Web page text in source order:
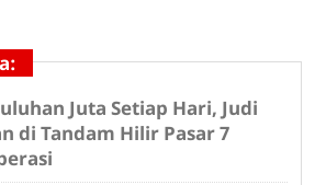
Juta Setiap Hari, Judi
di Tandam Hilir Pasar 7